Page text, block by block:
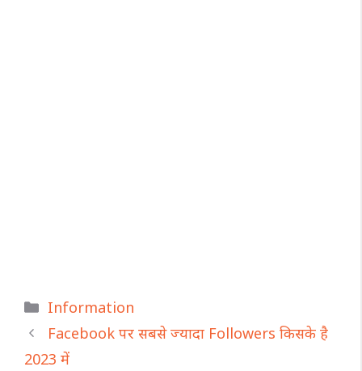
Categories
Information
Facebook पर सबसे ज्यादा Followers किसके है
2023 में